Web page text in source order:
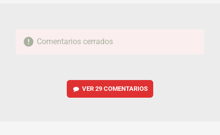
Comentarios cerrados
VER 29 COMENTARIOS